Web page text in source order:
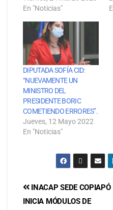
En "Noticias"
DIPUTADA SOFÍA CID:
“NUEVAMENTE UN
MINISTRO DEL
PRESIDENTE BORIC
COMETIENDO ERRORES”.
Jueves, 12 Mayo 2022
En "Noticias"
INACAP SEDE COPIAPÓ
INICIA MÓDULOS DE